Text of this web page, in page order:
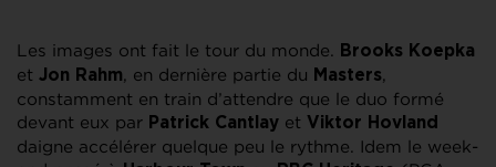
Les images ont fait le tour du monde. Brooks Koepka
et Jon Rahm, en dernière partie du Masters,
constamment en train d’attendre que le duo formé
devant eux par Patrick Cantlay et Viktor Hovland
daigne accélérer quelque peu le rythme. Idem le week-